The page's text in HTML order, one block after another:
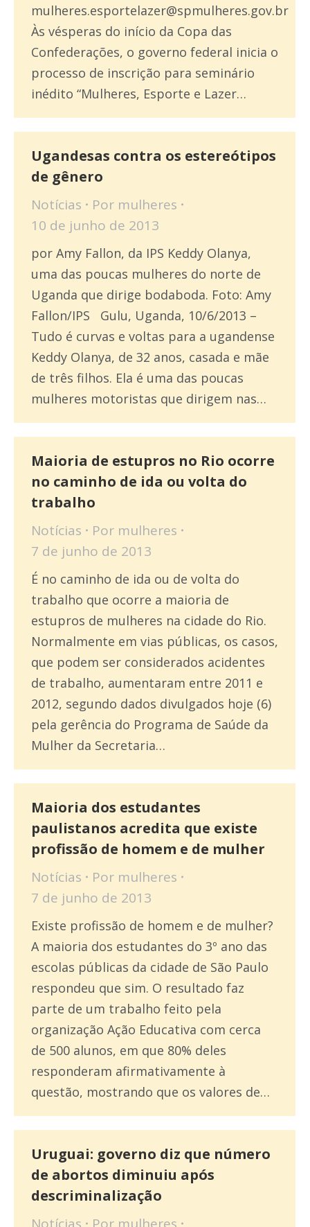
mulheres.esportelazer@spmulheres.gov.br
Às vésperas do início da Copa das
Confederações, o governo federal inicia o
processo de inscrição para seminário
inédito “Mulheres, Esporte e Lazer…
Ugandesas contra os estereótipos
de gênero
Notícias Por mulheres
10 de junho de 2013
por Amy Fallon, da IPS Keddy Olanya,
uma das poucas mulheres do norte de
Uganda que dirige bodaboda. Foto: Amy
Fallon/IPS Gulu, Uganda, 10/6/2013 –
Tudo é curvas e voltas para a ugandense
Keddy Olanya, de 32 anos, casada e mãe
de três filhos. Ela é uma das poucas
mulheres motoristas que dirigem nas…
Maioria de estupros no Rio ocorre
no caminho de ida ou volta do
trabalho
Notícias Por mulheres
7 de junho de 2013
É no caminho de ida ou de volta do
trabalho que ocorre a maioria de
estupros de mulheres na cidade do Rio.
Normalmente em vias públicas, os casos,
que podem ser considerados acidentes
de trabalho, aumentaram entre 2011 e
2012, segundo dados divulgados hoje (6)
pela gerência do Programa de Saúde da
Mulher da Secretaria…
Maioria dos estudantes
paulistanos acredita que existe
profissão de homem e de mulher
Notícias Por mulheres
7 de junho de 2013
Existe profissão de homem e de mulher?
A maioria dos estudantes do 3º ano das
escolas públicas da cidade de São Paulo
respondeu que sim. O resultado faz
parte de um trabalho feito pela
organização Ação Educativa com cerca
de 500 alunos, em que 80% deles
responderam afirmativamente à
questão, mostrando que os valores de…
Uruguai: governo diz que número
de abortos diminuiu após
descriminalização